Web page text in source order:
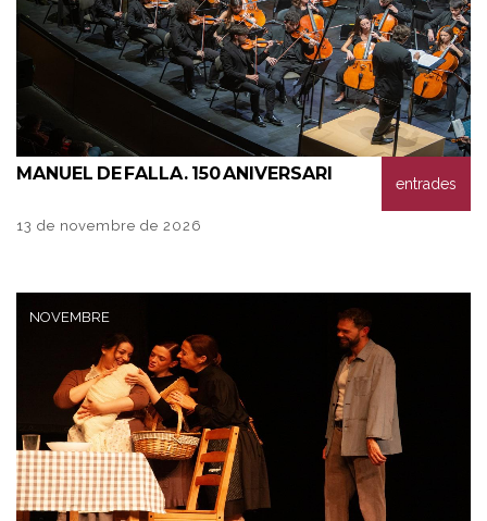
MANUEL DE FALLA. 150 ANIVERSARI
13 de novembre de 2026
entrades
NOVEMBRE